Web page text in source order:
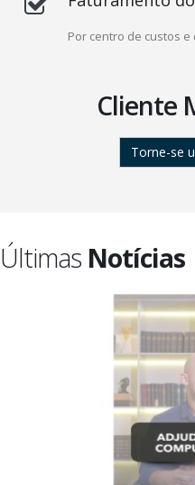
Por centro de custos
Cliente
Torne-se
Últimas Notícias